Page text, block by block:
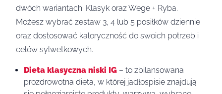
dwóch wariantach: Klasyk oraz Wege + Ryba.
Możesz wybrać zestaw 3, 4 lub 5 posiłków dziennie
oraz dostosować kaloryczność do swoich potrzeb i
celów sylwetkowych.
Dieta klasyczna niski IG – to zbilansowana
prozdrowotna dieta, w której jadłospisie znajdują